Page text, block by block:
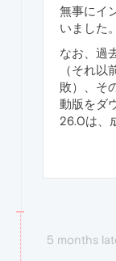
無事にイ
いました。
なお、過
（それ
敗）、そ
動版をダ
26.0は、
5 months